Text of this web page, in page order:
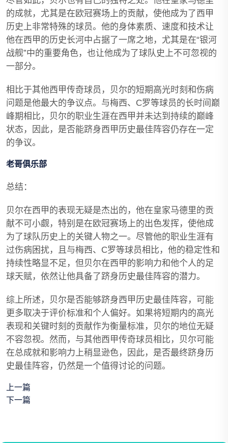
的成就，尤其是在欧冠赛场上的贡献，使他成为了西甲
历史上非常特殊的球员。他的身体素质、速度和技术让
他在西甲的历史长河中占据了一席之地，尤其是在“银河
战舰”中的重要角色，也让他成为了球队史上不可忽视的
一部分。
相比于其他西甲传奇球员，贝尔的短期高光时刻和伤病
问题是他最大的争议点。与梅西、C罗等球员的长时间巅
峰期相比，贝尔的职业生涯在西甲并未达到持续的巅峰
状态，因此，是否能跻身西甲历史最佳阵容仍存在一定
的争议。
老哥俱乐部
总结：
贝尔在西甲的表现无疑是杰出的，他在皇家马德里的贡
献不可小觑，特别是在欧冠赛场上的出色发挥，使他成
为了球队历史上的关键人物之一。尽管他的职业生涯有
过伤病困扰，且与梅西、C罗等球员相比，他的稳定性和
持续性略显不足，但贝尔在西甲的影响力和他个人的足
球天赋，依然让他具备了跻身历史最佳阵容的潜力。
综上所述，贝尔是否能够跻身西甲历史最佳阵容，可能
更多取决于评价标准和个人偏好。如果将短期内的高光
表现和关键时刻的贡献作为衡量标准，贝尔的地位无疑
不容忽视。然而，与其他西甲传奇球员相比，贝尔可能
在总成就和影响力上稍显逊色，因此，是否最终跻身历
史最佳阵容，仍然是一个值得讨论的问题。
上一篇
下一篇